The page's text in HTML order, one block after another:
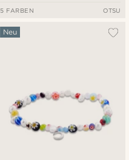
5 FARBEN OTSU
Neu